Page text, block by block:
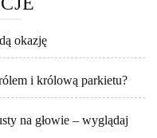
okazję
i królową parkietu?
na głowie – wyglądaj